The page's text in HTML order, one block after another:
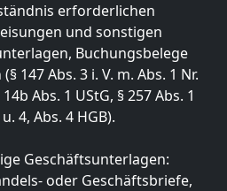
erforderlichen
und sonstigen
Buchungsbelege
147 Abs. 3 i. V. m. Abs. 1 Nr.
Abs. 1 UStG, § 257 Abs. 1
u. 4, Abs. 4 HGB).
Geschäftsunterlagen:
oder Geschäftsbriefe,